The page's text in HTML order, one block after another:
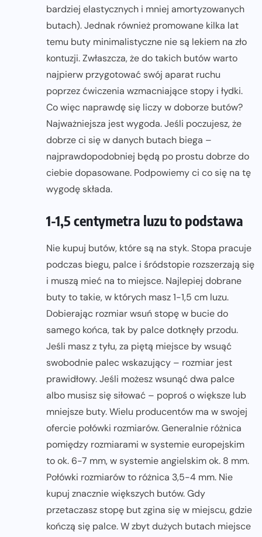
bardziej elastycznych i mniej amortyzowanych
butach). Jednak również promowane kilka lat
temu buty minimalistyczne nie są lekiem na zło
kontuzji. Zwłaszcza, że do takich butów warto
najpierw przygotować swój aparat ruchu
poprzez ćwiczenia wzmacniające stopy i łydki.
Co więc naprawdę się liczy w doborze butów?
Najważniejsza jest wygoda. Jeśli poczujesz, że
dobrze ci się w danych butach biega –
najprawdopodobniej będą po prostu dobrze do
ciebie dopasowane. Podpowiemy ci co się na tę
wygodę składa.
1-1,5 centymetra luzu to podstawa
Nie kupuj butów, które są na styk. Stopa pracuje
podczas biegu, palce i śródstopie rozszerzają się
i muszą mieć na to miejsce. Najlepiej dobrane
buty to takie, w których masz 1-1,5 cm luzu.
Dobierając rozmiar wsuń stopę w bucie do
samego końca, tak by palce dotknęły przodu.
Jeśli masz z tyłu, za piętą miejsce by wsuąć
swobodnie palec wskazujący – rozmiar jest
prawidłowy. Jeśli możesz wsunąć dwa palce
albo musisz się siłować – poproś o większe lub
mniejsze buty. Wielu producentów ma w swojej
ofercie połówki rozmiarów. Generalnie różnica
pomiędzy rozmiarami w systemie europejskim
to ok. 6-7 mm, w systemie angielskim ok. 8 mm.
Połówki rozmiarów to różnica 3,5-4 mm. Nie
kupuj znacznie większych butów. Gdy
przetaczasz stopę but zgina się w miejscu, gdzie
kończą się palce. W zbyt dużych butach miejsce